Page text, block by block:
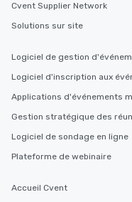
Cvent Supplier Network
Solutions sur site
Logiciel de gestion
Logiciel d'inscription aux
Applications d'événements
Gestion stratégique des
Logiciel de sondage en ligne
Plateforme de webinaire
Accueil Cvent